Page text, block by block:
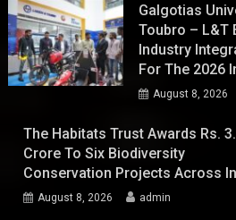
Galgotias
Toubro – L&T
Industry
For The 2026
August 8, 2026
The Habitats Trust Awards Rs.
Crore To Six Biodiversity
Conservation Projects Across
August 8, 2026 admin